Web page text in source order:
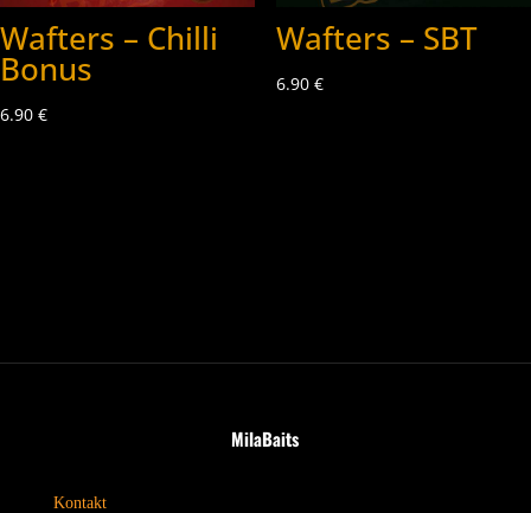
Wafters – Chilli
Bonus
6.90 €
Wafters – SBT
6.90 €
MilaBaits
Kontakt